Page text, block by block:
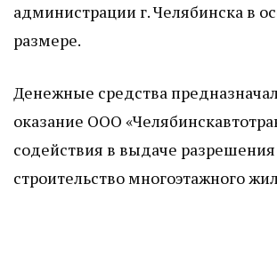
администрации г. Челябинска в
размере.
Денежные средства
оказание ООО
содействия в выдаче
строительство многоэтажного